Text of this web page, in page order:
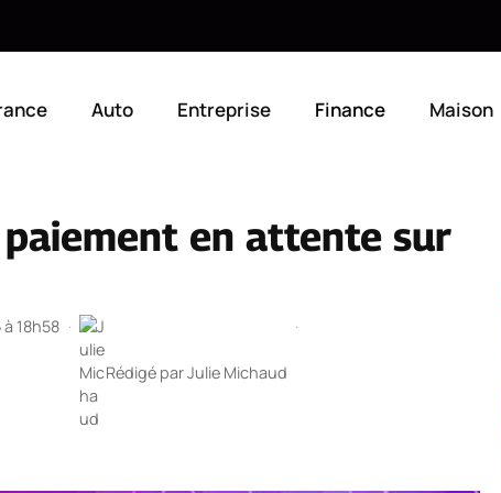
Auto Entreprise Finance Maison
en attente sur
18h58 ·
Rédigé parJulie Michaud
·